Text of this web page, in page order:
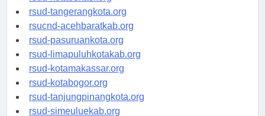
rsud-kotabekasi.org
rsud-tangerangkota.org
rsucnd-acehbaratkab.org
rsud-pasuruankota.org
rsud-limapuluhkotakab.org
rsud-kotamakassar.org
rsud-kotabogor.org
rsud-tanjungpinangkota.org